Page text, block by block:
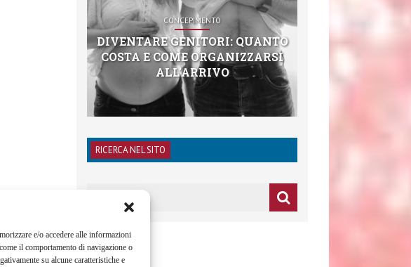
e/o accedere alle informazioni
il comportamento di navigazione o
su alcune caratteristiche e
CONCEPIMENTO
DIVENTARE GENITORI: QUANTO
COSTA E COME ORGANIZZARSI
ALL’ARRIVO
RICERCA NEL SITO